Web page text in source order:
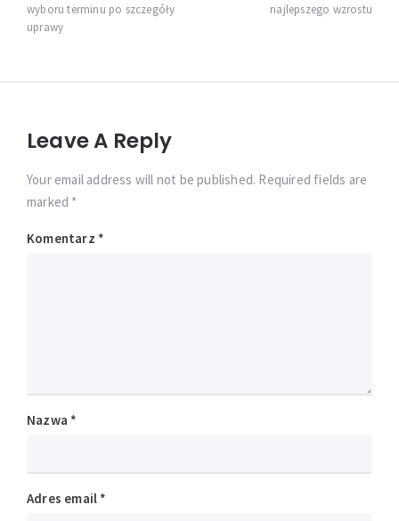
wyboru terminu po szczegóły
uprawy
najlepszego wzrostu
Leave A Reply
Your email address will not be published. Required fields are
marked *
Komentarz *
Nazwa *
Adres email *